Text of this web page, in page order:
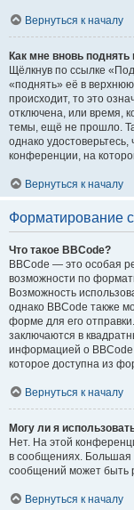
Вернуться к началу
Как мне вновь
Щёлкнув по ссылке
«поднять» её в
происходит, то это
отключена, или время,
темы, ещё не прошло.
однако
конференции, на
Вернуться к началу
Форматирование
Что такое BBCode?
BBCode — это особая
возможности по
Возможность
однако BBCode также
форме для его
заключаются в
информацией о BBCode
которое доступна из
Вернуться к началу
Могу ли я
Нет. На этой
в сообщениях. Большая
сообщений может быть
Вернуться к началу